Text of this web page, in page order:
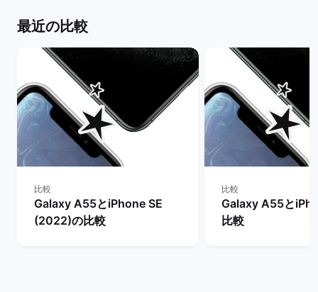
最近の比較
比較
Galaxy A55とiPhone SE
(2022)の比較
比較
Galaxy A55と
比較